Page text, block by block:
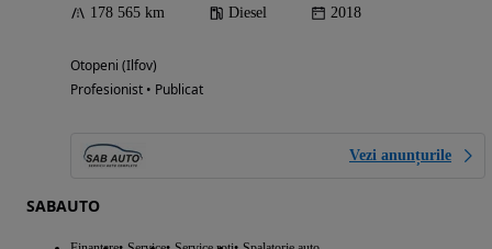
178 565 km Diesel 2018
Otopeni (Ilfov)
Profesionist • Publicat
Vezi anunțurile
SABAUTO